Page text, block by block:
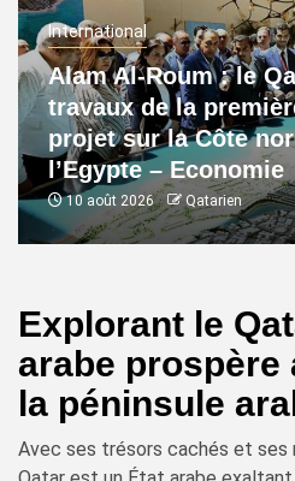
International
Alam Al-Roum : le
travaux de la
projet sur la Côte
l’Egypte – Economie
10 août 2026 Qatarien
Explorant le
arabe
la péninsule
Avec ses trésors cachés et ses